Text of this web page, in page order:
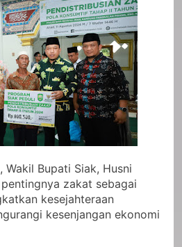
Wakil Bupati Siak, Husni
zakat sebagai
kesejahteraan
kesenjangan ekonomi